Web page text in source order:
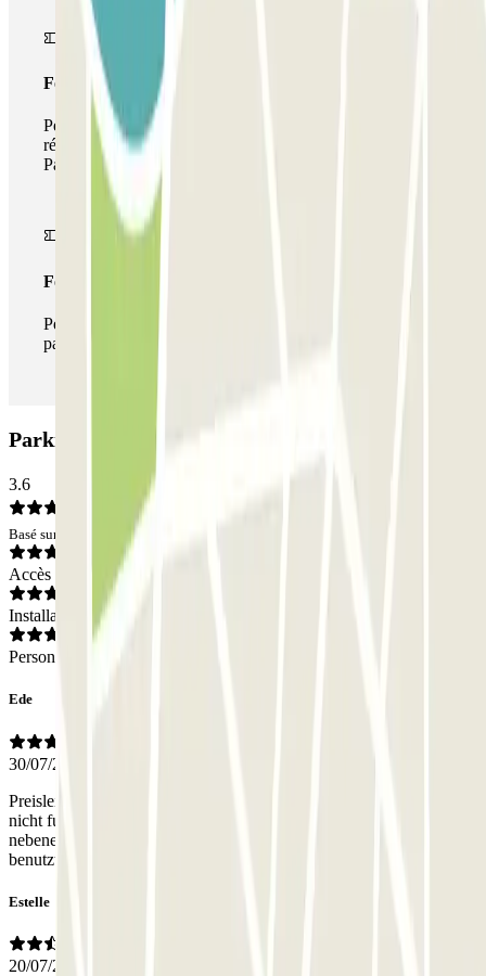
Forfait de stationnement multiple
Pendant votre séjour, vous pouvez utiliser l'ensemble du
réseau de parkings de cet opérateur disponible sur
Parclick.
Forfait illimité
Pendant votre séjour, vous pouvez entrer et sortir du
parking aussi souvent que vous le souhaitez.
Parking NN Aragó: Avis
3.6
Basé sur 1293 avis
Accès
Installations
Personnel
Ede
30/07/2026
Preisleistung ist super, die Nummerschilderkennung hat überhaupt
nicht funktioniert, die Parkplätze sind viel zu eng, zwei Autos
nebeneinander können kaum stehen. Ausländische Fahrzeuge
benutzt bitte gleich den QR Code!!!
Estelle
20/07/2026